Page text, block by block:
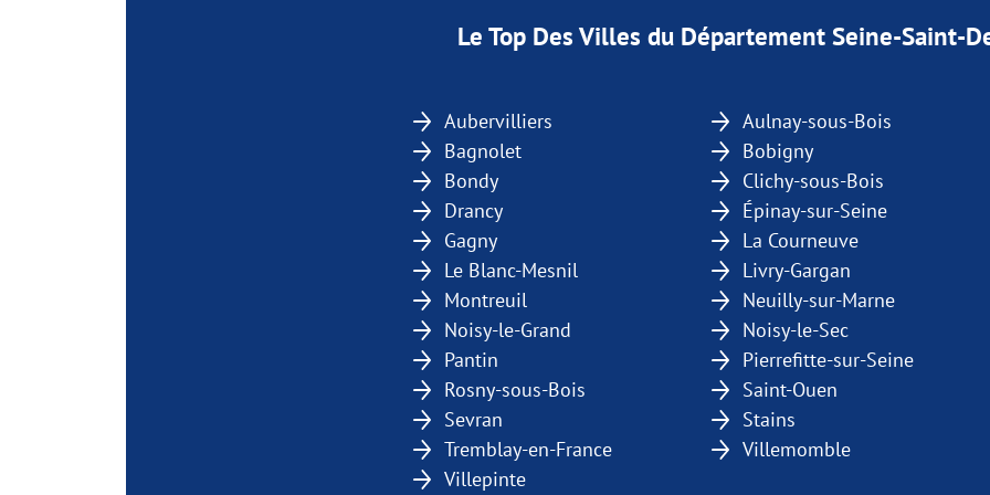
Le Top Des Villes du Département Seine-Saint-
Aubervilliers
Aulnay-sous-Bois
Bagnolet
Bobigny
Bondy
Clichy-sous-Bois
Drancy
Épinay-sur-Seine
Gagny
La Courneuve
Le Blanc-Mesnil
Livry-Gargan
Montreuil
Neuilly-sur-Marne
Noisy-le-Grand
Noisy-le-Sec
Pantin
Pierrefitte-sur-Seine
Rosny-sous-Bois
Saint-Ouen
Sevran
Stains
Tremblay-en-France
Villemomble
Villepinte